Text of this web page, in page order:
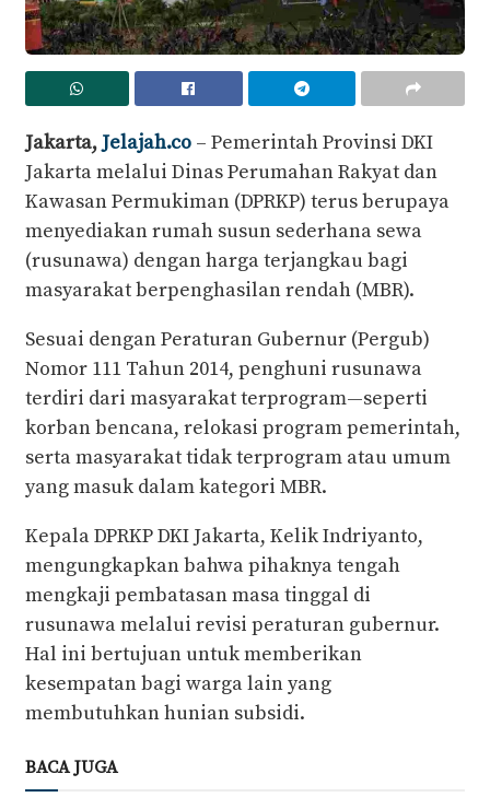
Jakarta,Jelajah.co – Pemerintah Provinsi DKI
Jakarta melalui Dinas Perumahan Rakyat dan
Kawasan Permukiman (DPRKP) terus berupaya
menyediakan rumah susun sederhana sewa
(rusunawa) dengan harga terjangkau bagi
masyarakat berpenghasilan rendah (MBR).
Sesuai dengan Peraturan Gubernur (Pergub)
Nomor 111 Tahun 2014, penghuni rusunawa
terdiri dari masyarakat terprogram—seperti
korban bencana, relokasi program pemerintah,
serta masyarakat tidak terprogram atau umum
yang masuk dalam kategori MBR.
Kepala DPRKP DKI Jakarta, Kelik Indriyanto,
mengungkapkan bahwa pihaknya tengah
mengkaji pembatasan masa tinggal di
rusunawa melalui revisi peraturan gubernur.
Hal ini bertujuan untuk memberikan
kesempatan bagi warga lain yang
membutuhkan hunian subsidi.
BACA JUGA